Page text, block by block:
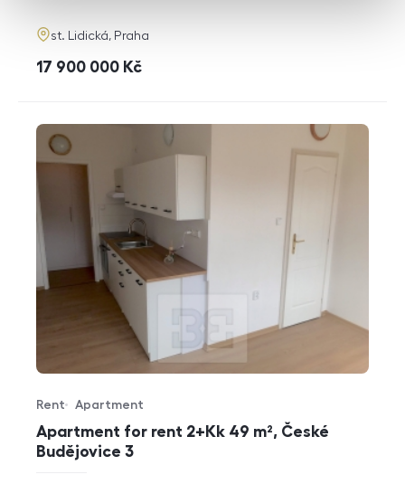
adresa
st. Lidická, Praha
cena
17 900 000 Kč
Apartment for rent 2+Kk 49 m², České
Budějovice 3
Offer type
Rent
Property type
Apartment